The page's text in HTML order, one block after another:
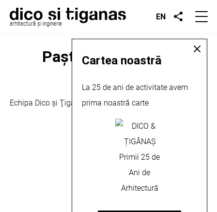
arhitectură și inginerie
EN
Paşte Fericit, 2023
aprilie 10, 2023
Echipa Dico şi Ţigănaş vă urează sărbători fericite!
Cartea noastră
La 25 de ani de activitate avem
prima noastră carte